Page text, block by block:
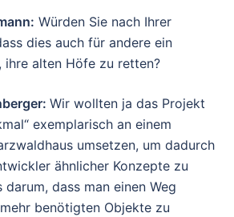
KONTRASTE
: Würden Sie nach Ihrer
dies auch für andere ein
ihre alten Höfe zu retten?
Wir wollten ja das Projekt
exemplarisch an einem
umsetzen, um dadurch
ähnlicher Konzepte zu
darum, dass man einen Weg
benötigten Objekte zu